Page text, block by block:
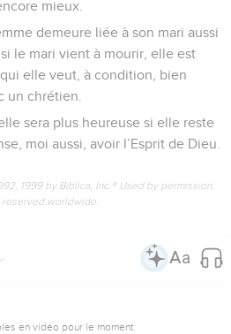
mieux.
demeure liée à son mari aussi
le mari vient à mourir, elle est
elle veut, à condition, bien
un chrétien.
sera plus heureuse si elle reste
moi aussi, avoir l’Esprit de Dieu.
1999 by Biblica, Inc.® Used by permission.
worldwide.
en vidéo pour le moment.